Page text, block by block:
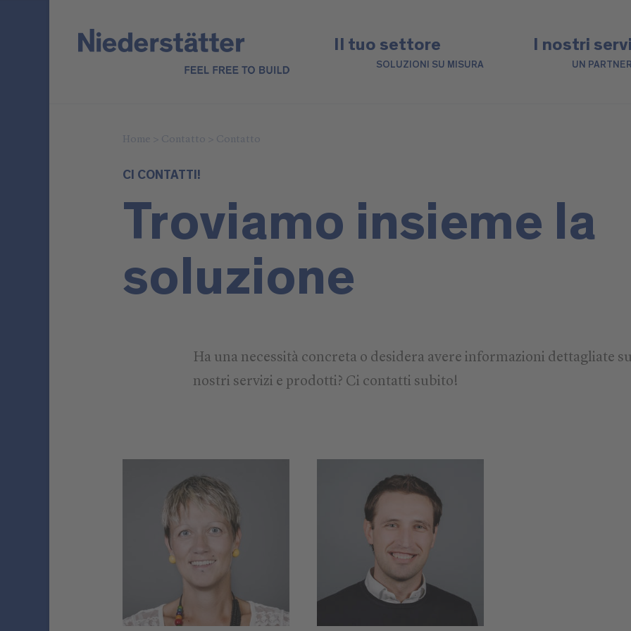
Il tuo settore
SOLUZIONI SU MISURA
I nostri
UN
CI CONTATTI!
Troviamo insieme la
soluzione
Ha una necessità concreta o desidera avere informazioni dettagliate
nostri servizi e prodotti? Ci contatti subito!
Home > Contatto > Contatto